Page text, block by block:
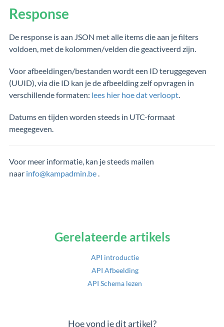
Response
De response is aan JSON met alle items die aan je filters
voldoen, met de kolommen/velden die geactiveerd zijn.
Voor afbeeldingen/bestanden wordt een ID teruggegeven
(UUID), via die ID kan je de afbeelding zelf opvragen in
verschillende formaten: lees hier hoe dat verloopt.
Datums en tijden worden steeds in UTC-formaat
meegegeven.
Voor meer informatie, kan je steeds mailen
naar info@kampadmin.be.
Gerelateerde artikels
API introductie
API Afbeelding
API Schema lezen
Hoe vond je dit artikel?